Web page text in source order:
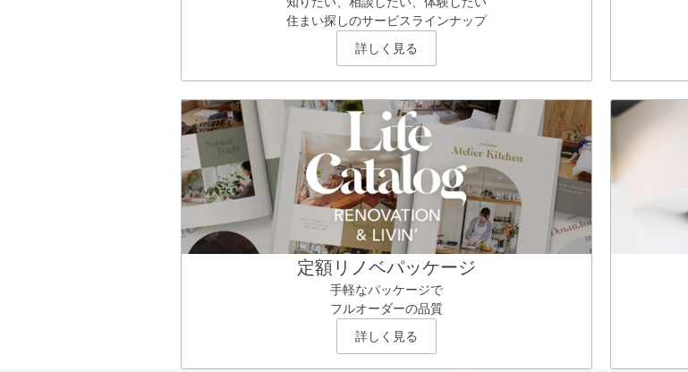
住まい探しのサービスラインナップ
詳しく見る
定額リノベパッケージ
手軽なパッケージで
フルオーダーの品質
詳しく見る